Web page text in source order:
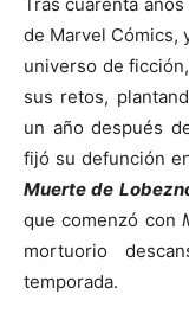
Tras cuarenta
de Marvel Cómics,
universo de
sus retos,
un año después
fijó su defunción
Muerte de
que comenzó con
mortuorio
temporada.